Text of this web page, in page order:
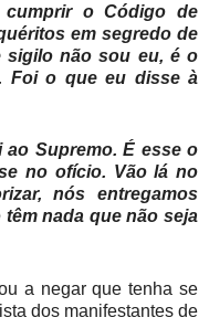
o Código de
em segredo de
sigilo não sou eu, é o
Foi o que eu disse à
ao Supremo. É esse o
no ofício. Vão lá no
nós entregamos
nada que não seja
a negar que tenha se
dos manifestantes de